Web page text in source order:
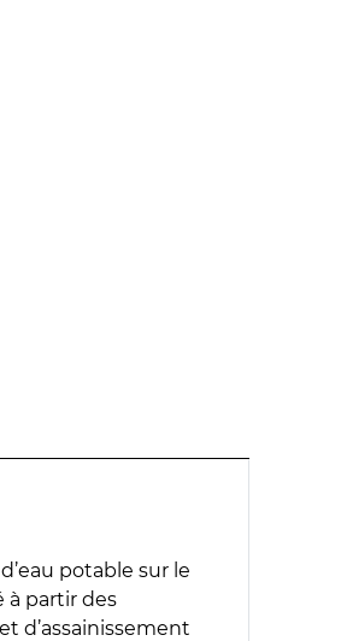
potable sur le
à partir des
d’assainissement